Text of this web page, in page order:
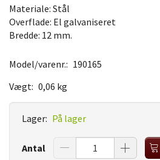
Materiale: Stål
Overflade: El galvaniseret
Bredde: 12 mm.
Model/varenr.: 190165
Vægt: 0,06 kg
Lager: På lager
Antal